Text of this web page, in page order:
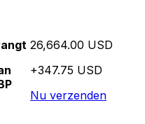
26,664.00 USD
+347.75 USD
Nu verzenden